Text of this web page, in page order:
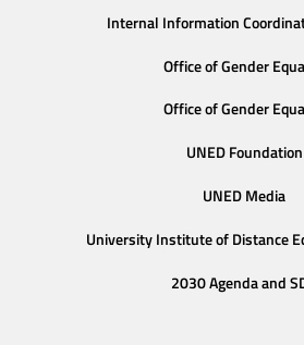
Internal Information
Office of Gender
Office of Gender
UNED Foundation
UNED Media
University Institute of Distance
2030 Agenda and